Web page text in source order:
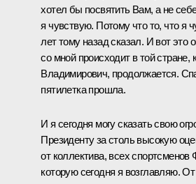
хотел бы посвятить Вам, а не
я чувствую. Потому что то, что я
лет тому назад сказал. И вот это
со мной происходит в той
Владимирович, продолжается.
пятилетка прошла.
И я сегодня могу сказать свою
Президенту за столь высокую
от коллектива, всех
которую сегодня я возглавляю.